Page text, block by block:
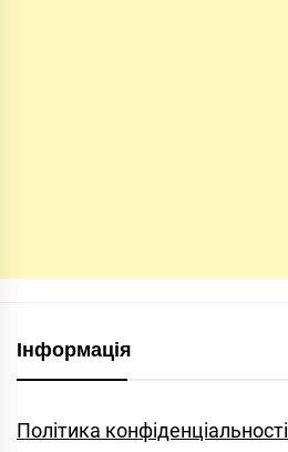
Інформація
Політика конфіденціальності